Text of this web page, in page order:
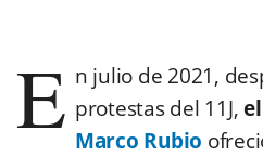
E n julio de 2021,
protestas del 11J,
Marco Rubio